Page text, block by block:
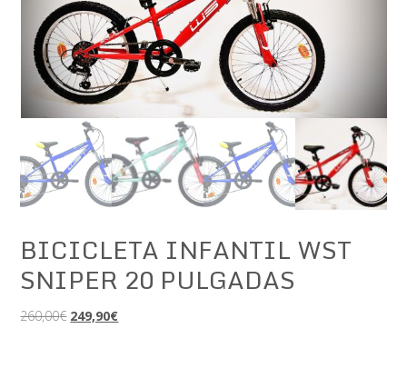
BICICLETA INFANTIL WST
SNIPER 20 PULGADAS
260,00€ El
249,90€El